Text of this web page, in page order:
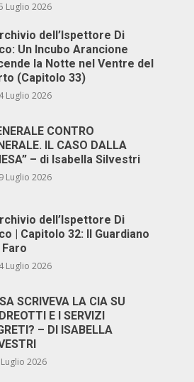
Luglio 2026
dell’Ispettore Di
Un Incubo Arancione
la Notte nel Ventre del
(Capitolo 33)
Luglio 2026
CONTRO
IL CASO DALLA
– di Isabella Silvestri
Luglio 2026
dell’Ispettore Di
| Capitolo 32: Il Guardiano
Luglio 2026
SCRIVEVA LA CIA SU
E I SERVIZI
– DI ISABELLA
2026